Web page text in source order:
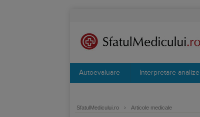
Autoevaluare Interpretare analize
SfatulMedicului.ro › Articole medicale